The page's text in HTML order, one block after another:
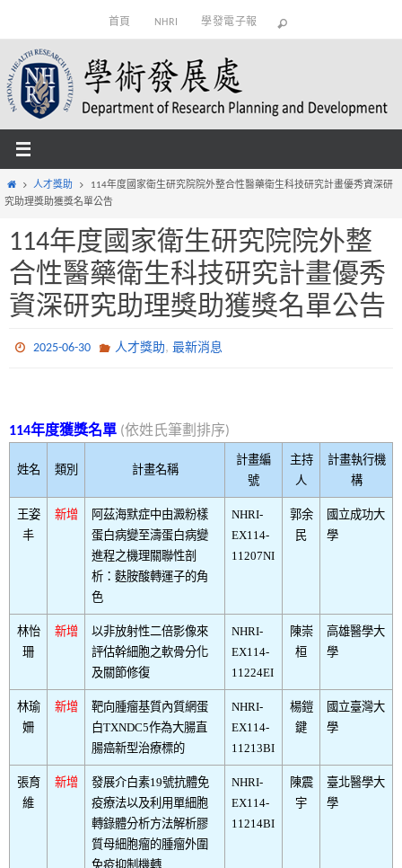
content
首頁 NHRI 學發電子報
Home人才獎助
114年度國家衛生研究院院外整合性醫藥衛生科技研究計畫優秀資深研
究助理獎助獲獎名單公告
114年度國家衛生研究院院外整
合性醫藥衛生科技研究計畫優秀
資深研究助理獎助獲獎名單公告
2025-06-30 人才獎助, 最新消息
114年度獲獎名單 (依姓氏筆劃排序)
姓名 類別 計畫名稱
計畫編
號
主持
人
計畫執行機
構
王姿
丰
新增
阿茲海默症中由澱粉樣
蛋白病變至濤蛋白病變
進程之機理關聯性剖
析：麩胺酸轉運子的角
色
NHRI-
EX114-
11207NI
郭余
民
國立成功大
學
林怡
珊
新增
以非放射性二倍影像來
評估幹細胞之軟骨分化
及關節修復
NHRI-
EX114-
11224EI
陳崇
桓
高雄醫學大
學
林瑜
姍
新增
靶向腫瘤基質內質網蛋
白TXNDC5作為大腸直
腸癌新型治療標的
NHRI-
EX114-
11213BI
楊鎧
鍵
國立臺灣大
學
張育
維
新增
發展介白素19號抗體免
疫療法以及利用單細胞
轉錄體分析方法解析膠
質母細胞瘤的腫瘤外圍
免疫抑制機轉
NHRI-
EX114-
11214BI
陳震
宇
臺北醫學大
學